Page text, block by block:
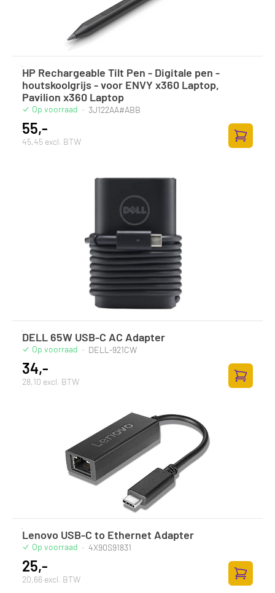
HP Rechargeable Tilt Pen - Digitale pen -
houtskoolgrijs - voor ENVY x360 Laptop,
Pavilion x360 Laptop
Op voorraad · 3J122AA#ABB
55,-
45,45 excl. BTW
DELL 65W USB-C AC Adapter
Op voorraad · DELL-921CW
34,-
28,10 excl. BTW
Lenovo USB-C to Ethernet Adapter
Op voorraad · 4X90S91831
25,-
20,66 excl. BTW